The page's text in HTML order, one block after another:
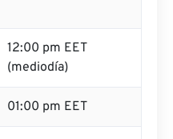
12:00 pm EET
(mediodía)
01:00 pm EET